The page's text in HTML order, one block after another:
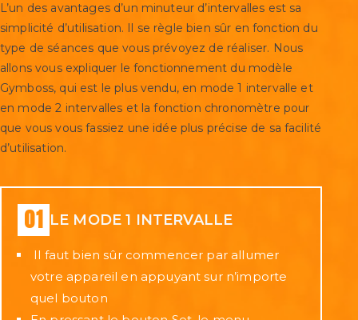
L’un des avantages d’un minuteur d’intervalles est sa
simplicité d’utilisation. Il se règle bien sûr en fonction du
type de séances que vous prévoyez de réaliser. Nous
allons vous expliquer le fonctionnement du modèle
Gymboss, qui est le plus vendu, en mode 1 intervalle et
en mode 2 intervalles et la fonction chronomètre pour
que vous vous fassiez une idée plus précise de sa facilité
d’utilisation.
LE MODE 1 INTERVALLE
Il faut bien sûr commencer par allumer
votre appareil en appuyant sur n’importe
quel bouton